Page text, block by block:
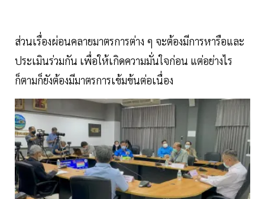
ส่วนเรื่องผ่อนคลายมาตรการต่าง ๆ จะต้องมีการหารือและ
ประเมินร่วมกัน เพื่อให้เกิดความมั่นใจก่อน แต่อย่างไร
ก็ตามก็ยังต้องมีมาตรการเข้มข้นต่อเนื่อง